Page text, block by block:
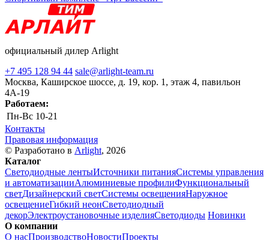
официальный дилер Arlight
+7 495 128 94 44 sale@arlight-team.ru
Москва, Каширское шоссе, д. 19, кор. 1, этаж 4, павильон
4А-19
Работаем:
Пн-Вс 10-21
Контакты
Правовая информация
© Разработано в Arlight, 2026
Каталог
Светодиодные лентыИсточники питанияСистемы управления
и автоматизацииАлюминиевые профилиФункциональный
светДизайнерский светСистемы освещенияНаружное
освещениеГибкий неонСветодиодный
декорЭлектроустановочные изделияСветодиоды Новинки
О компании
О насПроизводствоНовостиПроекты